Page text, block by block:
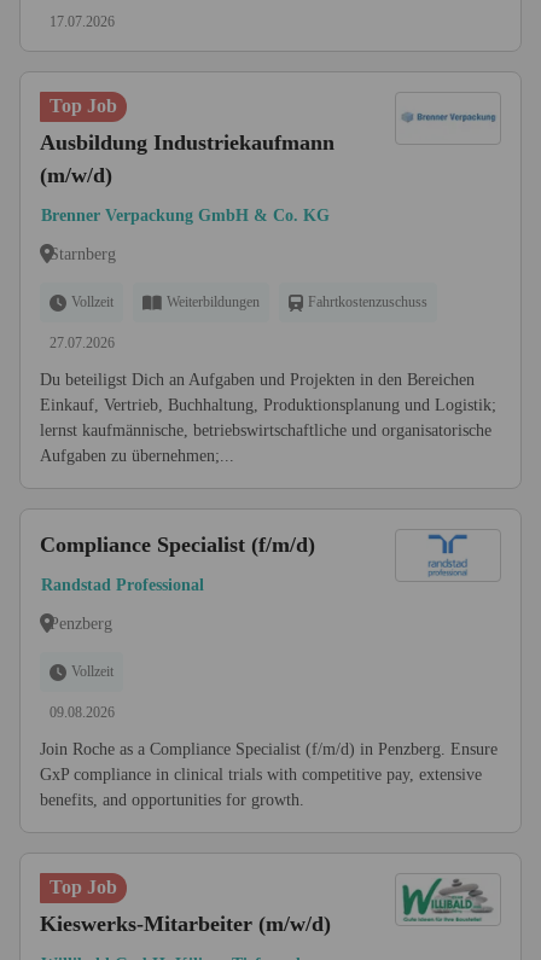
17.07.2026
Top Job
Ausbildung Industriekaufmann
(m/w/d)
Brenner Verpackung GmbH & Co. KG
Starnberg
Vollzeit Weiterbildungen Fahrtkostenzuschuss
27.07.2026
Du beteiligst Dich an Aufgaben und Projekten in den Bereichen
Einkauf, Vertrieb, Buchhaltung, Produktionsplanung und Logistik;
lernst kaufmännische, betriebswirtschaftliche und organisatorische
Aufgaben zu übernehmen;...
Compliance Specialist (f/m/d)
Randstad Professional
Penzberg
Vollzeit
09.08.2026
Join Roche as a Compliance Specialist (f/m/d) in Penzberg. Ensure
GxP compliance in clinical trials with competitive pay, extensive
benefits, and opportunities for growth.
Top Job
Kieswerks-Mitarbeiter (m/w/d)